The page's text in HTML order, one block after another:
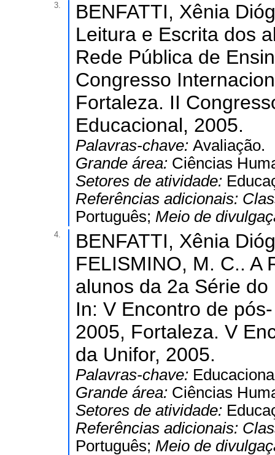
3.
BENFATTI, Xênia
Leitura e Escrita dos
Rede Pública de
Congresso
Fortaleza. II
Educacional, 2005.
Palavras-chave: Avaliação.
Grande área: Ciências
Setores de atividade:
Referências adicionais:
Português; Meio de
4.
BENFATTI, Xênia
FELISMINO, M. C.. A
alunos da 2a Série
In: V Encontro de
2005, Fortaleza. V
da Unifor, 2005.
Palavras-chave:
Grande área: Ciências
Setores de atividade:
Referências adicionais:
Português; Meio de